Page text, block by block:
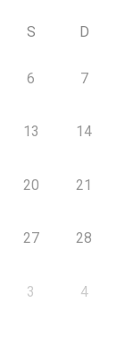
S D
6 7
13 14
20 21
27 28
3 4